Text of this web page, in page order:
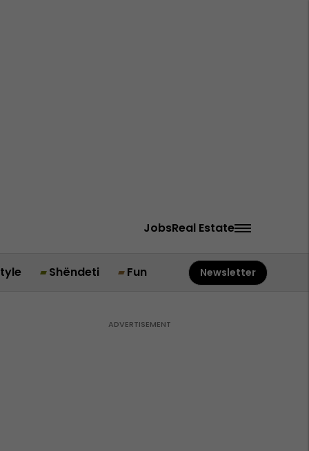
JobsReal Estate
Shëndeti Fun Newsletter